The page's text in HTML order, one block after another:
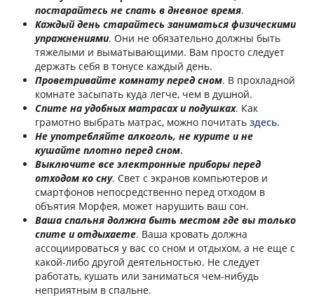
постарайтесь не спать в дневное время.
Каждый день старайтесь заниматься физическими
упражнениями. Они не обязательно должны быть
тяжелыми и выматывающими. Вам просто следует
держать себя в тонусе каждый день.
Проветривайте комнату перед сном. В прохладной
комнате засыпать куда легче, чем в душной.
Спите на удобных матрасах и подушках. Как
грамотно выбрать матрас, можно почитать здесь.
Не употребляйте алкоголь, не курите и не
кушайте плотно перед сном.
Выключите все электронные приборы перед
отходом ко сну. Свет с экранов компьютеров и
смартфонов непосредственно перед отходом в
объятия Морфея, может нарушить ваш сон.
Ваша спальня должна быть местом где вы только
спите и отдыхаете. Ваша кровать должна
ассоциироваться у вас со сном и отдыхом, а не еще с
какой-либо другой деятельностью. Не следует
работать, кушать или заниматься чем-нибудь
неприятным в спальне.